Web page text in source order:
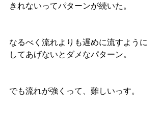
きれないってパターンが続いた。
なるべく流れよりも遅めに流すように
してあげないとダメなパターン。
でも流れが強くって、難しいっす。